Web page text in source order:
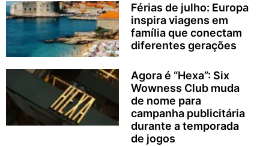
Férias de julho: Europa
inspira viagens em
família que conectam
diferentes gerações
Agora é “Hexa”: Six
Wowness Club muda
de nome para
campanha publicitária
durante a temporada
de jogos